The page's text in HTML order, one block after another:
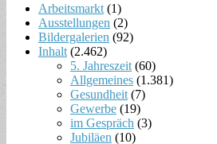
Arbeitsmarkt (1)
Ausstellungen (2)
Bildergalerien (92)
Inhalt (2.462)
5. Jahreszeit (60)
Allgemeines (1.381)
Gesundheit (7)
Gewerbe (19)
im Gespräch (3)
Jubiläen (10)